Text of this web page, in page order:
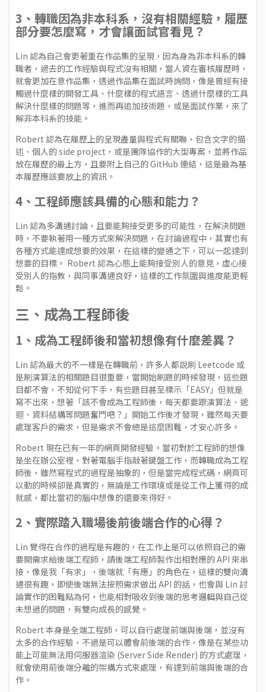
3、轉職因為非本科系，沒有相關經驗，履歷
部分要怎麼寫，才會讓面試官看見？
Lin 認為自己會更著重在作品集的呈現，因為身為非本科系的轉
職者，過去的工作經驗與程式沒有相關，當人資在審核履歷時，
就會更加在意作品集，透過作品集在面試時詢問，像是曾經有接
觸過什麼樣的開發工具、什麼樣的程式語言、透過什麼樣的工具
解決什麼樣的問題等，進而再追加技術題，或是面試作業，來了
解非本科系的技能。
Robert 認為在履歷上的呈現盡量與程式有關聯，包含文字的描
述、個人的 side project，或是團隊協作的大型專案，並將作品
放在履歷的最上方，且要附上自己的 GitHub 連結，這是最為基
本履歷應該要放上的資訊。
4、工程師應該具備的心態和能力？
Lin 認為多溝通討論，且要能夠接受更多的可能性，在解決問題
時，不要執著用一種方式來解決問題，在討論過程中，其實也有
各種方式能達成想要的效果，在這樣的變通之下，可以一起達到
想要的目標。 Robert 認為心態上能夠接受別人的意見，虛心接
受別人的指教，與同事溝通良好，這樣的工作氛圍與進度能更輕
鬆。
三、成為工程師後
1、成為工程師後和當初想像有什麼差異？
Lin 認為最大的不一樣是在轉職前，許多人都說刷 Leetcode 或
是刷演算法的相關題目很重要，當開始刷題的時候發現，這些題
目都不會，不知從何下手，有些題目甚至標示「EASY」但就是
寫不出來，想著「該不會成為工程師後，每天都要跟演算法、遞
迴、資料結構等問題奮鬥吧？」開始工作後才發現，雖然每天要
處理客戶的需求，但是需求不會總是這麼困難，才安心許多。
Robert 現在已有一年的網頁開發經驗。當初對於工程師的想像
是坐在辦公室裡，對著電腦手指敲著鍵盤工作，而轉職成為工程
師後，雖然寫程式的過程是抽象的，但是當完成程式碼，網頁可
以動的時候卻是真實的，無論是工作環境或是從工作上獲得的成
就感，都比當初的腦中想像的還要來得好。
2、實際踏入職場後前後端合作的心得？
Lin 覺得在合作的過程是有趣的，在工作上是可以依照自己的需
要開需求給後端工程師，請後端工程師製作出相對應的 API 來串
接，像是我「有求」，後端就「有應」的角色在，這樣的雙向溝
通很有趣，即使後端無法按照需求做出 API 的話，也會與 Lin 討
論實作的困難點為何，也能相對吸收到後端的思考邏輯與自己從
未想過的問題，有雙向成長的感覺。
Robert 本身是全端工程師，可以自行處理前端與後端，並沒有
太多的合作經驗，不過是可以體會前後端的合作，像是在某些功
能上可能無法用伺服器渲染 (Server Side Render) 的方式處理，
就會使用前後端分離的架構方式來處理，有達到前端與後端的合
作。